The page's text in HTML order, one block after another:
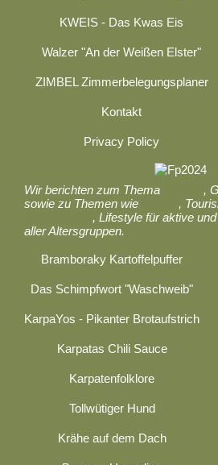
KWEIS - Das Kwas Eis
Walzer "An der Weißen Elster"
ZIMBEL Zimmerbelegungsplaner
Kontakt
Privacy Policy
Wir berichten zum Thema ,
sowie zu Themen wie
,
, Lifestyle für aktive
aller Altersgruppen.
Bramboraky Kartoffelpuffer
Das Schimpfwort "Waschweib"
KarpaYos - Pikanter Brotaufstrich
Karpatas Chili Sauce
Karpatenfolklore
Tollwütiger Hund
Krähe auf dem Dach